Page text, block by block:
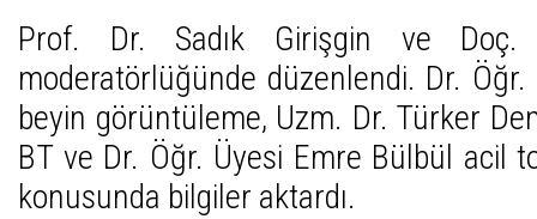
Prof. Dr. Sadık Girişgin ve
moderatörlüğünde düzenlendi. Dr.
beyin görüntüleme, Uzm. Dr. Türker
BT ve Dr. Öğr. Üyesi Emre Bülbül acil
konusunda bilgiler aktardı.